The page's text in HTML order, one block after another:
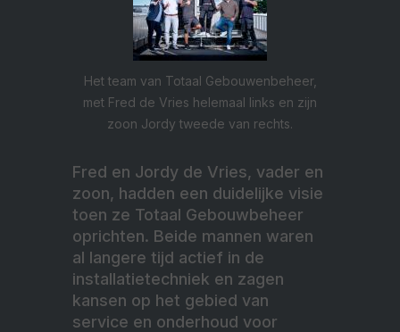
Het team van Totaal Gebouwenbeheer,
met Fred de Vries helemaal links en zijn
zoon Jordy tweede van rechts.
Fred en Jordy de Vries, vader en
zoon, hadden een duidelijke visie
toen ze Totaal Gebouwbeheer
oprichten. Beide mannen waren
al langere tijd actief in de
installatietechniek en zagen
kansen op het gebied van
service en onderhoud voor